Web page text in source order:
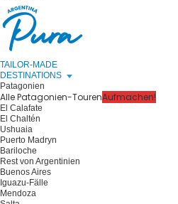
TAILOR-MADE
DESTINATIONS
Patagonien
Alle Patagonien-TourenAufmachen!
El Calafate
El Chaltén
Ushuaia
Puerto Madryn
Bariloche
Rest von Argentinien
Buenos Aires
Iguazu-Fälle
Mendoza